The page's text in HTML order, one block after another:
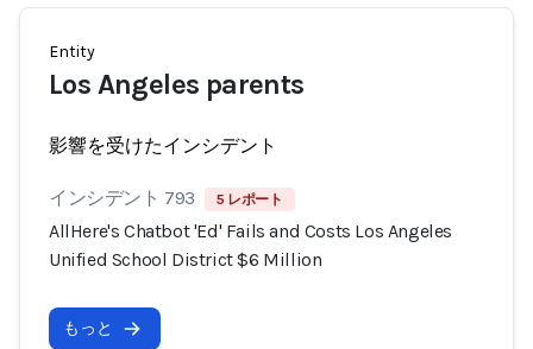
Entity
Los Angeles parents
影響を受けたインシデント
インシデント 793 5 レポート
AllHere's Chatbot 'Ed' Fails and Costs Los Angeles
Unified School District $6 Million
もっと